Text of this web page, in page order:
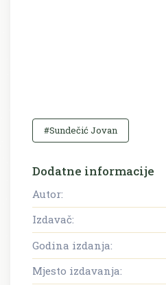
#Sundečić Jovan
Dodatne informacije
Autor:
Izdavač:
Godina izdanja:
Mjesto izdavanja: